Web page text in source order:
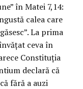
în Matei 7,14:
calea care
La prima
ceva în
Constituţia
declară că
fără a auzi